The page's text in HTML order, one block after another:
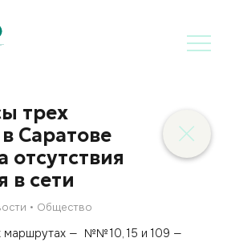
трех
Саратове
отсутствия
в сети
Общество
маршрутах — №№ 10, 15 и 109 —